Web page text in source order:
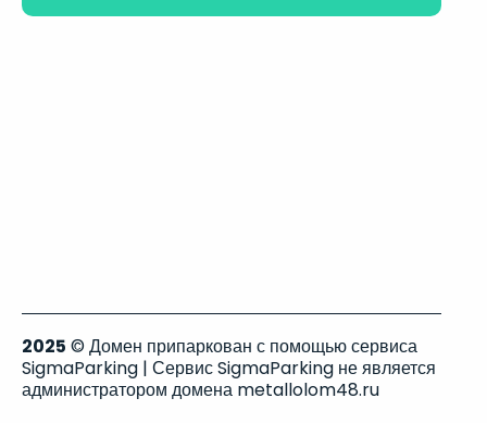
2025 © Домен припаркован с помощью сервиса
SigmaParking | Сервис SigmaParking не является
администратором домена metallolom48.ru